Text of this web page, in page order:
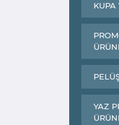
KUPA
YAZ